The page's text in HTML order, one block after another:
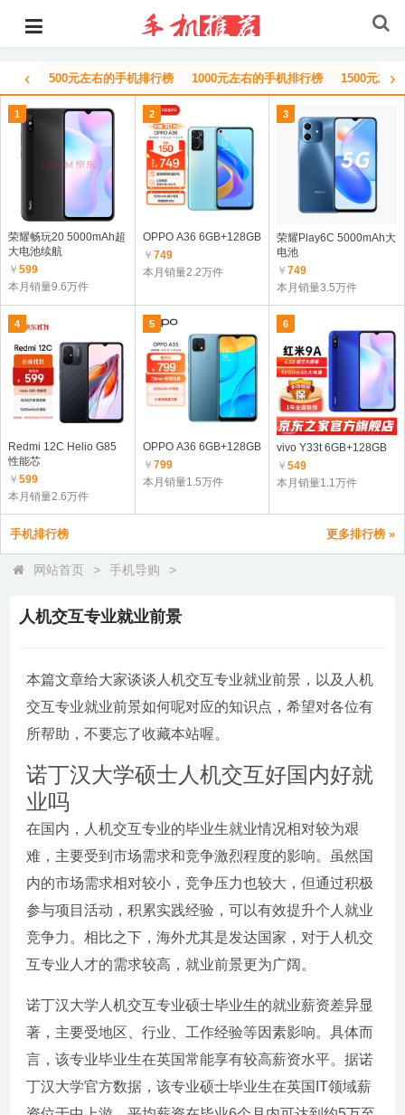
‹ 500元左右的手机排行榜 1000元左右的手机排行榜 1500元左›
1
荣耀畅玩20 5000mAh超
大电池续航
￥ 599
本月销量9.6万件
2
OPPO A36 6GB+128GB
￥ 749
本月销量2.2万件
3
荣耀Play6C 5000mAh大
电池
￥749
本月销量3.5万件
4
Redmi 12C Helio G85
性能芯
￥ 599
本月销量2.6万件
5
OPPO A36 6GB+128GB
￥ 799
本月销量1.5万件
6
vivo Y33t 6GB+128GB
￥549
本月销量1.1万件
手机排行榜 更多排行榜 »
网站首页 > 手机导购 >
人机交互专业就业前景
本篇文章给大家谈谈人机交互专业就业前景，以及人机
交互专业就业前景如何呢对应的知识点，希望对各位有
所帮助，不要忘了收藏本站喔。
诺丁汉大学硕士人机交互好国内好就
业吗
在国内，人机交互专业的毕业生就业情况相对较为艰
难，主要受到市场需求和竞争激烈程度的影响。虽然国
内的市场需求相对较小，竞争压力也较大，但通过积极
参与项目活动，积累实践经验，可以有效提升个人就业
竞争力。相比之下，海外尤其是发达国家，对于人机交
互专业人才的需求较高，就业前景更为广阔。
诺丁汉大学人机交互专业硕士毕业生的就业薪资差异显
著，主要受地区、行业、工作经验等因素影响。具体而
言，该专业毕业生在英国常能享有较高薪资水平。据诺
丁汉大学官方数据，该专业硕士毕业生在英国IT领域薪